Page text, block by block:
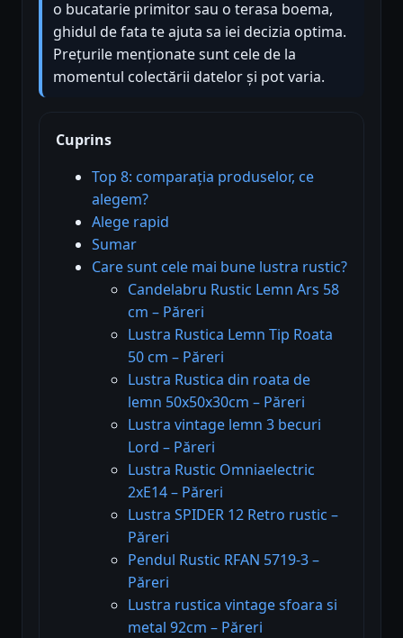
o bucatarie primitor sau o terasa boema,
ghidul de fata te ajuta sa iei decizia optima.
Prețurile menționate sunt cele de la
momentul colectării datelor și pot varia.
Cuprins
Top 8: comparația produselor, ce
alegem?
Alege rapid
Sumar
Care sunt cele mai bune lustra rustic?
Candelabru Rustic Lemn Ars 58
cm – Păreri
Lustra Rustica Lemn Tip Roata
50 cm – Păreri
Lustra Rustica din roata de
lemn 50x50x30cm – Păreri
Lustra vintage lemn 3 becuri
Lord – Păreri
Lustra Rustic Omniaelectric
2xE14 – Păreri
Lustra SPIDER 12 Retro rustic –
Păreri
Pendul Rustic RFAN 5719-3 –
Păreri
Lustra rustica vintage sfoara si
metal 92cm – Păreri